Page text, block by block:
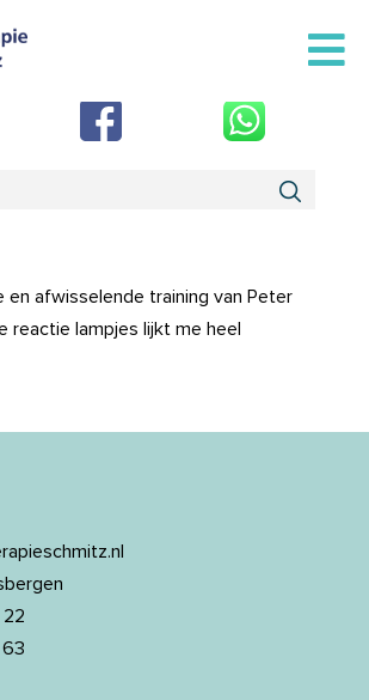
en afwisselende training van Peter
reactie lampjes lijkt me heel
63